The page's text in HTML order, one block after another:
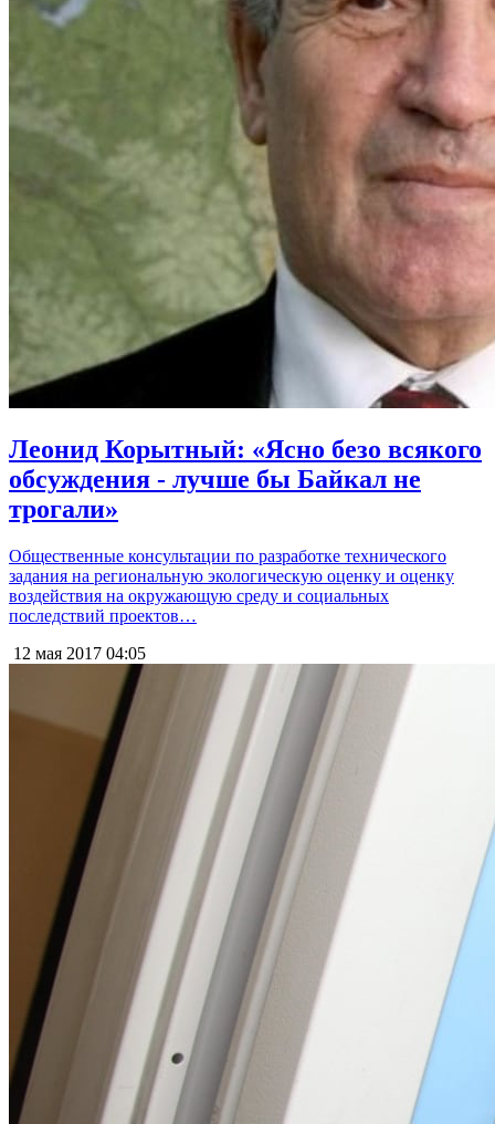
Леонид Корытный: «Ясно безо всякого
обсуждения - лучше бы Байкал не
трогали»
Общественные консультации по разработке технического
задания на региональную экологическую оценку и оценку
воздействия на окружающую среду и социальных
последствий проектов…
12 мая 2017 04:05